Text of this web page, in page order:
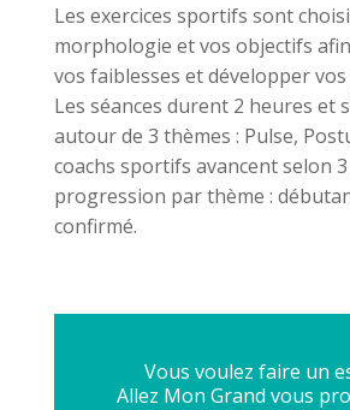
Les exercices sportifs sont
morphologie et vos objectifs
vos faiblesses et développer
Les séances durent 2 heures et
autour de 3 thèmes : Pulse,
coachs sportifs avancent selon
progression par thème :
confirmé.
Vous voulez faire un
Allez Mon Grand vous